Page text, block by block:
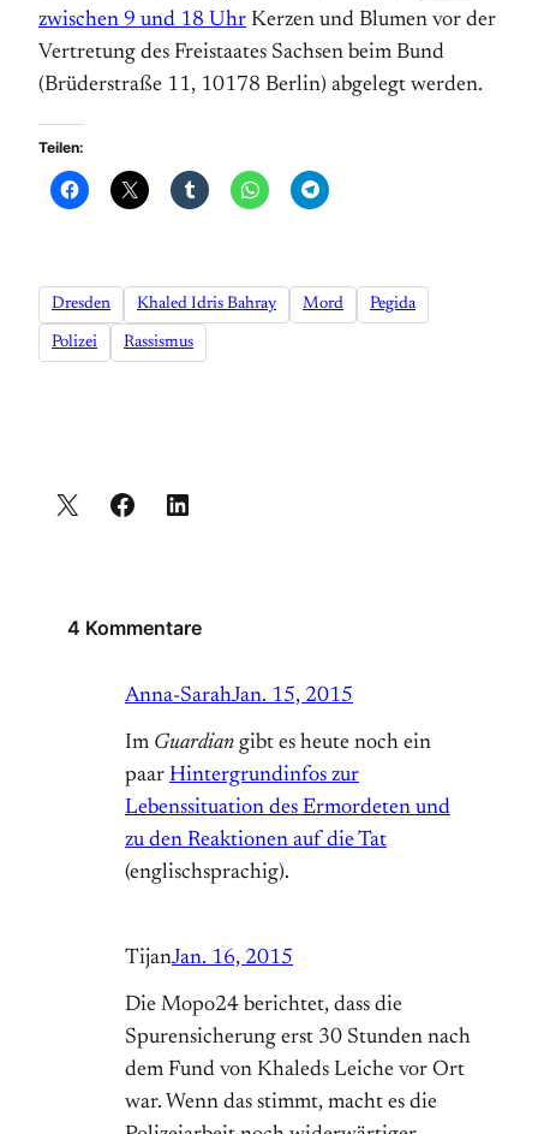
zwischen 9 und 18 Uhr Kerzen und Blumen vor der
Vertretung des Freistaates Sachsen beim Bund
(Brüderstraße 11, 10178 Berlin) abgelegt werden.
Teilen:
Dresden Khaled Idris Bahray Mord Pegida
Polizei Rassismus
4 Kommentare
Anna-SarahJan. 15, 2015
Im Guardian gibt es heute noch ein
paar Hintergrundinfos zur
Lebenssituation des Ermordeten und
zu den Reaktionen auf die Tat
(englischsprachig).
TijanJan. 16, 2015
Die Mopo24 berichtet, dass die
Spurensicherung erst 30 Stunden nach
dem Fund von Khaleds Leiche vor Ort
war. Wenn das stimmt, macht es die